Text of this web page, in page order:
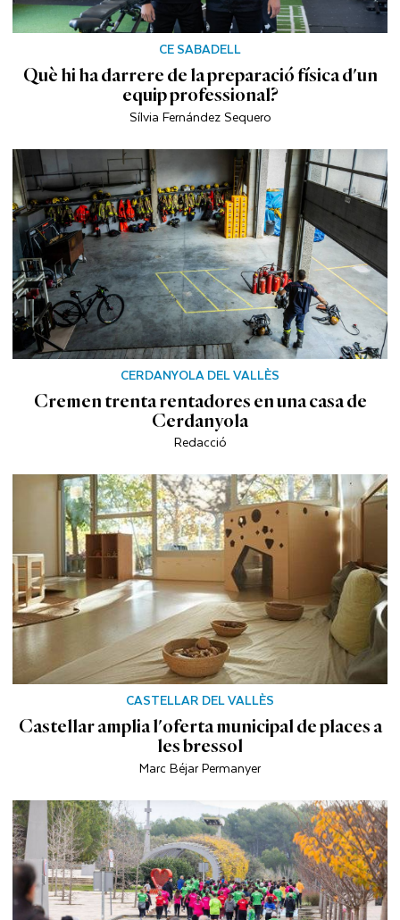
CE SABADELL
Què hi ha darrere de la preparació física d'un
equip professional?
Sílvia Fernández Sequero
CERDANYOLA DEL VALLÈS
Cremen trenta rentadores en una casa de
Cerdanyola
Redacció
CASTELLAR DEL VALLÈS
Castellar amplia l'oferta municipal de places a
les bressol
Marc Béjar Permanyer